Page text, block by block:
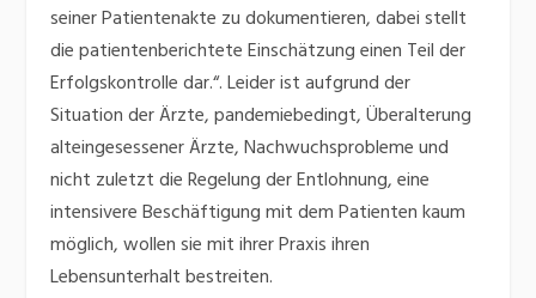
seiner Patientenakte zu dokumentieren, dabei stellt
die patientenberichtete Einschätzung einen Teil der
Erfolgskontrolle dar.“. Leider ist aufgrund der
Situation der Ärzte, pandemiebedingt, Überalterung
alteingesessener Ärzte, Nachwuchsprobleme und
nicht zuletzt die Regelung der Entlohnung, eine
intensivere Beschäftigung mit dem Patienten kaum
möglich, wollen sie mit ihrer Praxis ihren
Lebensunterhalt bestreiten.